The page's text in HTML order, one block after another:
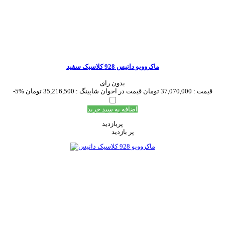
ماکروویو داتیس 928 کلاسیک سفید
بدون رای
-5%
قیمت : 37,070,000 تومان قیمت در اخوان شاپینگ : 35,216,500 تومان
اضافه به سبد خرید
پربازدید
پر بازدید